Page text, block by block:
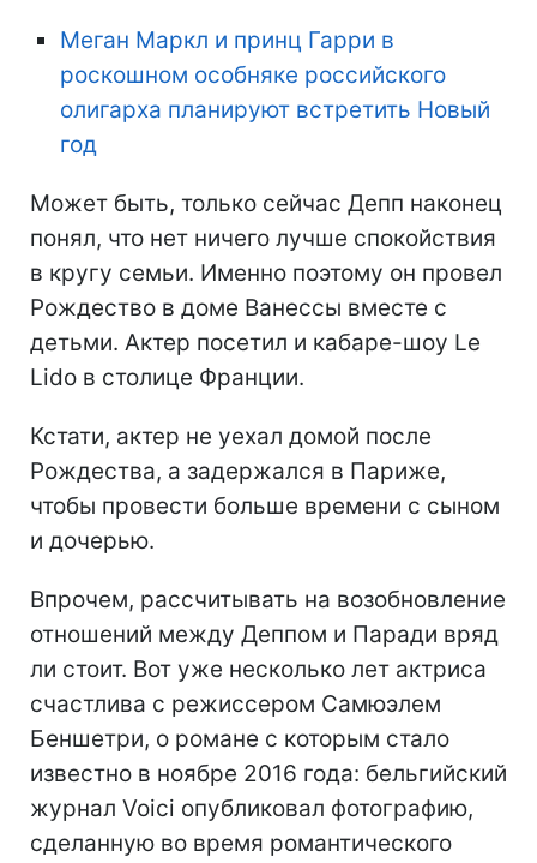
Меган Маркл и принц Гарри в
роскошном особняке российского
олигарха планируют встретить Новый
год
Может быть, только сейчас Депп наконец
понял, что нет ничего лучше спокойствия
в кругу семьи. Именно поэтому он провел
Рождество в доме Ванессы вместе с
детьми. Актер посетил и кабаре-шоу Le
Lido в столице Франции.
Кстати, актер не уехал домой после
Рождества, а задержался в Париже,
чтобы провести больше времени с сыном
и дочерью.
Впрочем, рассчитывать на возобновление
отношений между Деппом и Паради вряд
ли стоит. Вот уже несколько лет актриса
счастлива с режиссером Самюэлем
Беншетри, о романе с которым стало
известно в ноябре 2016 года: бельгийский
журнал Voici опубликовал фотографию,
сделанную во время романтического